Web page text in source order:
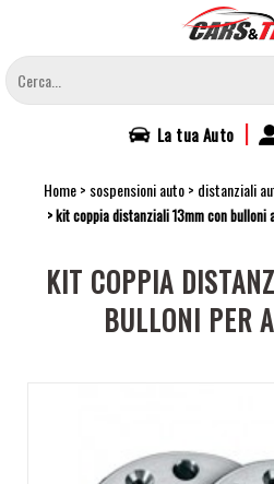
contenuto
principale
La tuaAuto |
Home sospensioni auto distanziali
kit coppia distanziali 13mm con bulloni
KIT COPPIA
BULLONI PER